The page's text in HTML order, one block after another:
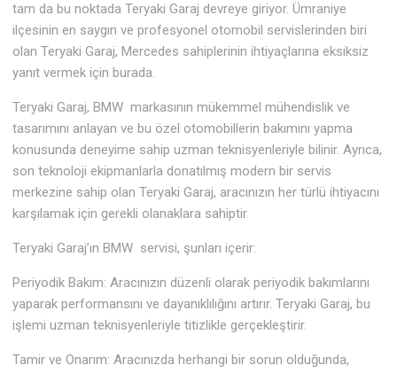
tam da bu noktada Teryaki Garaj devreye giriyor. Ümraniye
ilçesinin en saygın ve profesyonel otomobil servislerinden biri
olan Teryaki Garaj, Mercedes sahiplerinin ihtiyaçlarına eksiksiz
yanıt vermek için burada.
Teryaki Garaj, BMW markasının mükemmel mühendislik ve
tasarımını anlayan ve bu özel otomobillerin bakımını yapma
konusunda deneyime sahip uzman teknisyenleriyle bilinir. Ayrıca,
son teknoloji ekipmanlarla donatılmış modern bir servis
merkezine sahip olan Teryaki Garaj, aracınızın her türlü ihtiyacını
karşılamak için gerekli olanaklara sahiptir.
Teryaki Garaj’ın BMW servisi, şunları içerir:
Periyodik Bakım: Aracınızın düzenli olarak periyodik bakımlarını
yaparak performansını ve dayanıklılığını artırır. Teryaki Garaj, bu
işlemi uzman teknisyenleriyle titizlikle gerçekleştirir.
Tamir ve Onarım: Aracınızda herhangi bir sorun olduğunda,